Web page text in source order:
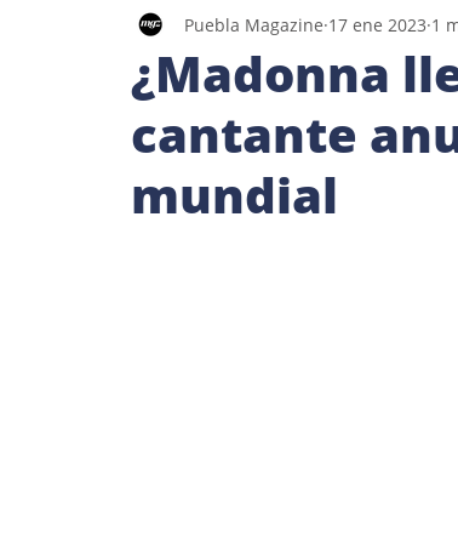
Poblanas destacadas Pulso Político
¿Madonna
cantante
mundial
Puebla Magazine 17 ene 2023 1